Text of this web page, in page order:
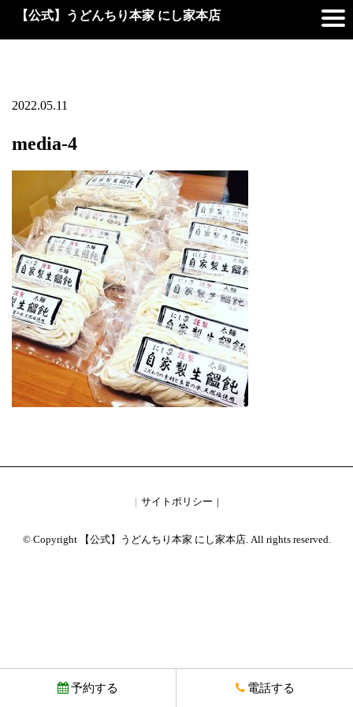
【公式】うどんちり本家 にし家本店
2022.05.11
media-4
サイトポリシー
© Copyright 【公式】うどんちり本家 にし家本店. All rights reserved.
予約する 電話する